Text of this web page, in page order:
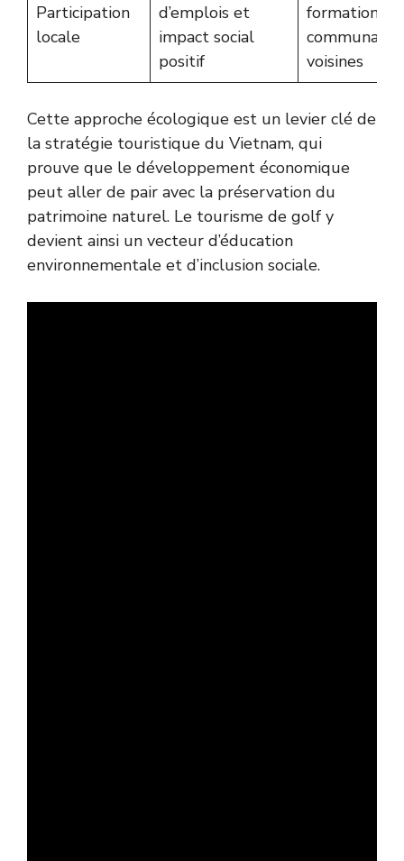
Participation
locale
d’emplois et
impact social
positif
formation
voisines
Cette approche écologique est un levier clé de
la stratégie touristique du Vietnam, qui
prouve que le développement économique
peut aller de pair avec la préservation du
patrimoine naturel. Le tourisme de golf y
devient ainsi un vecteur d’éducation
environnementale et d’inclusion sociale.